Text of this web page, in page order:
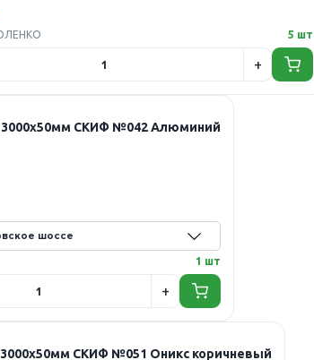
5 шт
3000х50мм СКИФ №042 Алюминий
1 шт
СКИФ №051 Оникс коричневый